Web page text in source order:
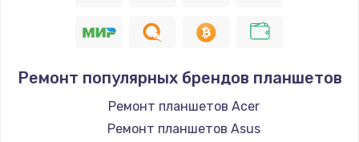
Восстановление данных
Заказать
Ремонт популярных брендов планшетов
Ремонт планшетов Acer
Ремонт планшетов Asus